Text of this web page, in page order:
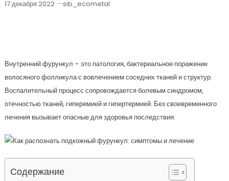
17 декабря 2022 sib_ecometal
Внутренний фурункул – это патология, бактериальное поражение
волосяного фолликула с вовлечением соседних тканей и структур.
Воспалительный процесс сопровождается болевым синдромом,
отечностью тканей, гиперемией и гипертермией. Без своевременного
лечения вызывает опасные для здоровья последствия.
Содержание